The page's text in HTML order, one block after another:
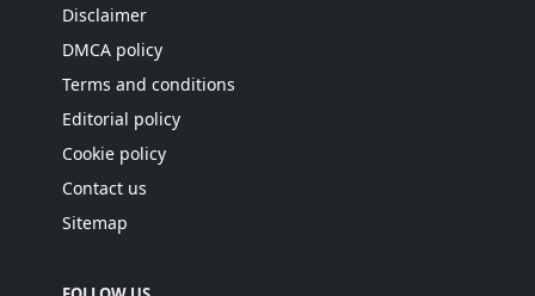
Disclaimer
DMCA policy
Terms and conditions
Editorial policy
Cookie policy
Contact us
Sitemap